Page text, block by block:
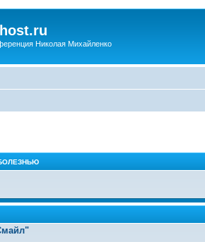
Николая Михайленко